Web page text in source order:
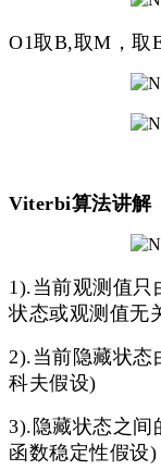
O1取B,取M，取
Viterbi算法讲解
1).当前观测值只
状态或观测值无
2).当前隐藏状态
科夫假设)
3).隐藏状态之间
函数稳定性假设)